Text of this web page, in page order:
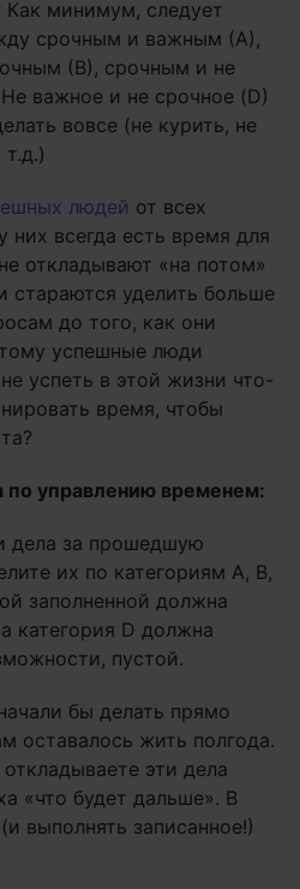
Как минимум, следует
срочным и важным (А),
(В), срочным и не
важное и не срочное (D)
вовсе (не курить, не
людей от всех
них всегда есть время для
откладывают «на потом»
стараются уделить больше
до того, как они
успешные люди
успеть в этой жизни что-
время, чтобы
управлению временем:
дела за прошедшую
их по категориям А, В,
заполненной должна
категория D должна
пустой.
бы делать прямо
оставалось жить полгода.
эти дела
«что будет дальше». В
выполнять записанное!)